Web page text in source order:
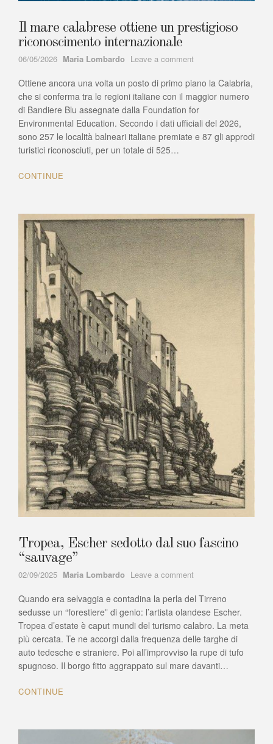
Il mare calabrese ottiene un prestigioso
riconoscimento internazionale
06/05/2026 Author
Maria Lombardo Leave a comment
mare
calabrese
ottiene
un
prestigioso
riconoscimento
Ottiene ancora una volta un posto di primo piano la Calabria,
che si conferma tra le regioni italiane con il maggior numero
di Bandiere Blu assegnate dalla Foundation for
Environmental Education. Secondo i dati ufficiali del 2026,
sono 257 le località balneari italiane premiate e 87 gli approdi
turistici riconosciuti, per un totale di 525…
CONTINUE
Tropea, Escher sedotto dal suo fascino
“sauvage”
02/09/2025 Author
Maria Lombardo Leave a comment
Escher
sedotto
dal
suo
fascino
“sauvage”
Quando era selvaggia e contadina la perla del Tirreno
sedusse un “forestiere” di genio: l’artista olandese Escher.
Tropea d’estate è caput mundi del turismo calabro. La meta
più cercata. Te ne accorgi dalla frequenza delle targhe di
auto tedesche e straniere. Poi all’improvviso la rupe di tufo
spugnoso. Il borgo fitto aggrappato sul mare davanti…
CONTINUE